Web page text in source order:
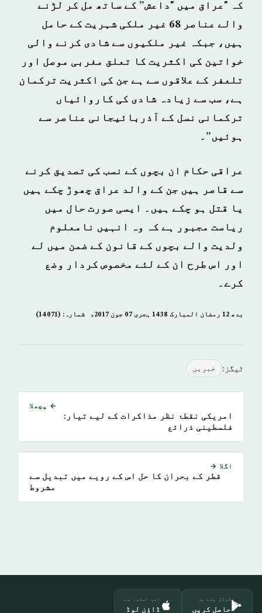
کہ "عراق میں "داعش” کے ساتھ مل کر لڑنے
والے عناصر 68 غیر ملکی شہریت کے حامل
ہیں، جبکہ غیر ملکیوں سے شادی کرنے والی
خواتین کی اکثریت کا تعلق مغربی موصل اور
تلعفر کے علاقوں سے ہے جن کی اکثریت ترکمان
ہے، سب سے زیادہ شادی کی کاروائیاں
ترکمانی نسل کے آذربائیجانی عناصر سے
ہوئیں”۔
عراقی حکام ان بچوں کے نسب کی تصدیق کرنے
سے قاصر ہیں جن کے والد عراق چھوڑ چکے ہیں
یا قتل ہو چکے ہیں۔ ایسی صورت حال میں
ریاست مجبور ہے کہ وہ انہیں نامعلوم
ولدیت والے بچوں کے قانون کے ضمن میں لے
اور اس طرح ان کے لئے مخصوص کردار وضع
کرے۔
بدھ 12 رمضان المبارک 1438 ہجری­ 07 جون 2017ء شمارہ: (14071)
ٹیگز: خبريں
← پچھلا
امریکی نقطۂ نظر مذاکرات کے لیے تیار:
فلسطینی ذرائع
اگلا →
قطر کے بحران کا حل اس کے رویے میں تبدیل سے
مشروط
گوگل پلے پر
حاصل کریں
ایپ اسٹور سے
ڈاؤن لوڈ